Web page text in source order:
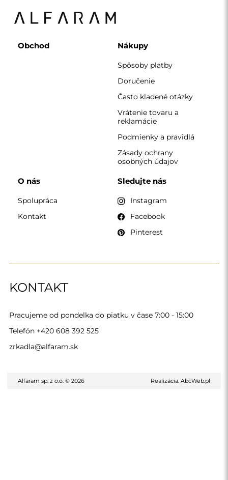
KONTAKT
Pracujeme od pondelka do piatku v čase 7:00 - 15:00
Telefón +420 608 392 525
zrkadla@alfaram.sk
Obchod Nákupy
Spôsoby platby
Doručenie
Často kladené otázky
Vrátenie tovaru a
reklamácie
Podmienky a pravidlá
Zásady ochrany
osobných údajov
O nás
Spolupráca
Kontakt
Sledujte nás
Instagram
Facebook
Pinterest
Alfaram sp. z o.o. © 2026 Realizácia: AbcWeb.pl